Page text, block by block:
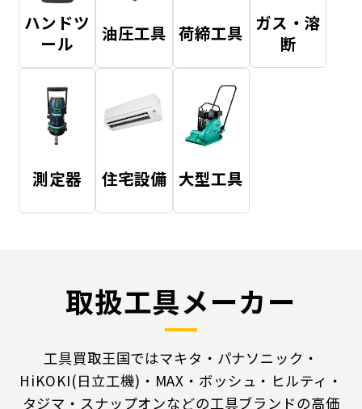
ハンドツ
ール
油圧工具 荷締工具 ガス・溶
断
測定器 住宅設備 大型工具
取扱工具メーカー
工具買取王国ではマキタ・パナソニック・
HiKOKI(日立工機)・MAX・ボッシュ・ヒルティ・
タジマ・スナップオンなどの工具ブランドの高価